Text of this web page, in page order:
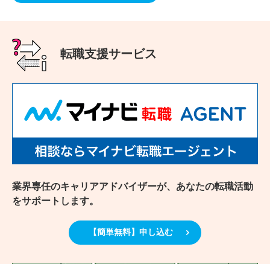
転職支援サービス
業界専任のキャリアアドバイザーが、あなたの転職活動
をサポートします。
【簡単無料】申し込む